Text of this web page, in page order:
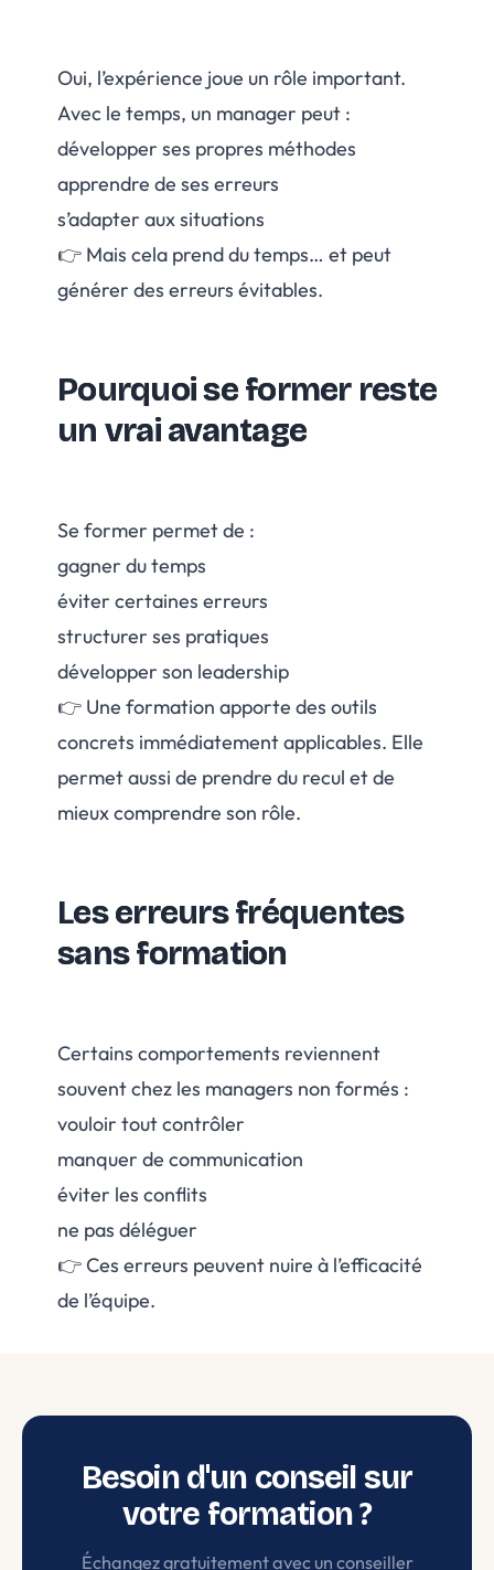
Oui, l’expérience joue un rôle important.
Avec le temps, un manager peut :
développer ses propres méthodes
apprendre de ses erreurs
s’adapter aux situations
👉 Mais cela prend du temps… et peut
générer des erreurs évitables.
Pourquoi se former reste
un vrai avantage
Se former permet de :
gagner du temps
éviter certaines erreurs
structurer ses pratiques
développer son leadership
👉 Une formation apporte des outils
concrets immédiatement applicables. Elle
permet aussi de prendre du recul et de
mieux comprendre son rôle.
Les erreurs fréquentes
sans formation
Certains comportements reviennent
souvent chez les managers non formés :
vouloir tout contrôler
manquer de communication
éviter les conflits
ne pas déléguer
👉 Ces erreurs peuvent nuire à l’efficacité
de l’équipe.
Besoin d'un conseil sur
votre formation ?
Échangez gratuitement avec un conseiller